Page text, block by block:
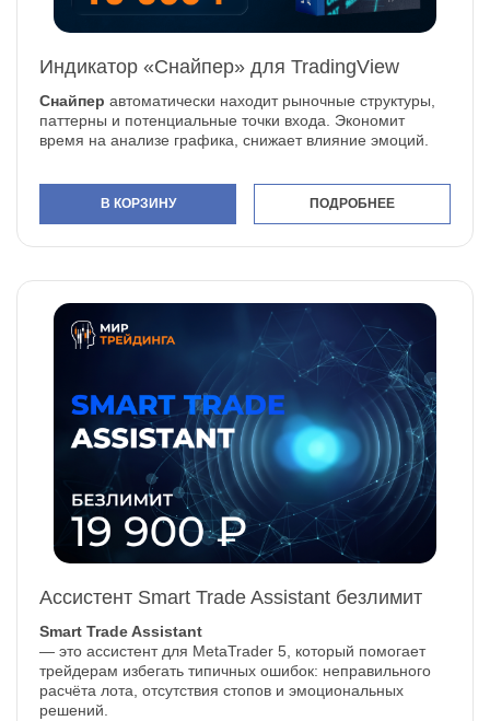
Индикатор «Снайпер» для TradingView
Снайпер автоматически находит рыночные структуры,
паттерны и потенциальные точки входа. Экономит
время на анализе графика, снижает влияние эмоций.
В КОРЗИНУ ПОДРОБНЕЕ
Ассистент Smart Trade Assistant безлимит
Smart Trade Assistant
— это ассистент для MetaTrader 5, который помогает
трейдерам избегать типичных ошибок: неправильного
расчёта лота, отсутствия стопов и эмоциональных
решений.